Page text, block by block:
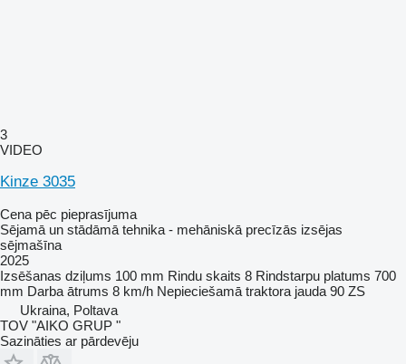
3
VIDEO
Kinze 3035
Cena pēc pieprasījuma
Sējamā un stādāmā tehnika - mehāniskā precīzās izsējas
sējmašīna
2025
Izsēšanas dziļums 100 mm Rindu skaits 8 Rindstarpu platums 700
mm Darba ātrums 8 km/h Nepieciešamā traktora jauda 90 ZS
Ukraina, Poltava
TOV "AIKO GRUP "
Sazināties ar pārdevēju